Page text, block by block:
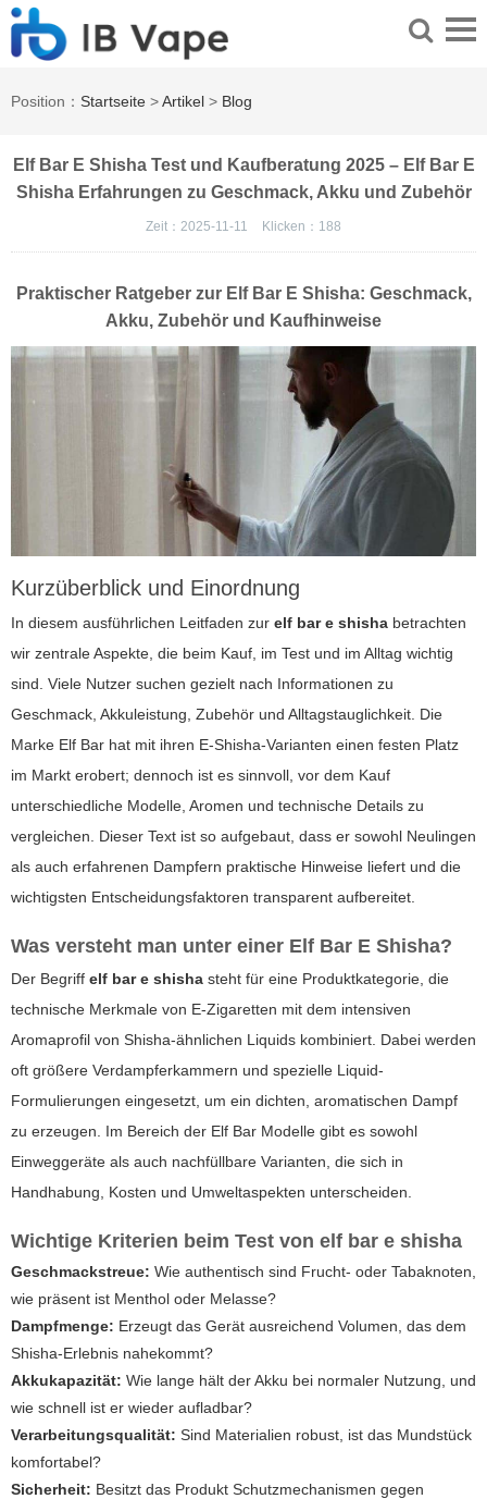
Position： Startseite >Artikel > Blog
Elf Bar E Shisha Test und Kaufberatung 2025 – Elf Bar E
Shisha Erfahrungen zu Geschmack, Akku und Zubehör
Zeit：2025-11-11 Klicken： 188
Praktischer Ratgeber zur Elf Bar E Shisha: Geschmack,
Akku, Zubehör und Kaufhinweise
Kurzüberblick und Einordnung
In diesem ausführlichen Leitfaden zur elf bar e shisha betrachten
wir zentrale Aspekte, die beim Kauf, im Test und im Alltag wichtig
sind. Viele Nutzer suchen gezielt nach Informationen zu
Geschmack, Akkuleistung, Zubehör und Alltagstauglichkeit. Die
Marke Elf Bar hat mit ihren E-Shisha-Varianten einen festen Platz
im Markt erobert; dennoch ist es sinnvoll, vor dem Kauf
unterschiedliche Modelle, Aromen und technische Details zu
vergleichen. Dieser Text ist so aufgebaut, dass er sowohl Neulingen
als auch erfahrenen Dampfern praktische Hinweise liefert und die
wichtigsten Entscheidungsfaktoren transparent aufbereitet.
Was versteht man unter einer Elf Bar E Shisha?
Der Begriff elf bar e shisha steht für eine Produktkategorie, die
technische Merkmale von E-Zigaretten mit dem intensiven
Aromaprofil von Shisha-ähnlichen Liquids kombiniert. Dabei werden
oft größere Verdampferkammern und spezielle Liquid-
Formulierungen eingesetzt, um ein dichten, aromatischen Dampf
zu erzeugen. Im Bereich der Elf Bar Modelle gibt es sowohl
Einweggeräte als auch nachfüllbare Varianten, die sich in
Handhabung, Kosten und Umweltaspekten unterscheiden.
Wichtige Kriterien beim Test von elf bar e shisha
Geschmackstreue: Wie authentisch sind Frucht- oder Tabaknoten,
wie präsent ist Menthol oder Melasse?
Dampfmenge: Erzeugt das Gerät ausreichend Volumen, das dem
Shisha-Erlebnis nahekommt?
Akkukapazität: Wie lange hält der Akku bei normaler Nutzung, und
wie schnell ist er wieder aufladbar?
Verarbeitungsqualität: Sind Materialien robust, ist das Mundstück
komfortabel?
Sicherheit: Besitzt das Produkt Schutzmechanismen gegen